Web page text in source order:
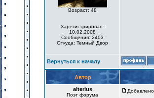
Возраст: 48
Зарегистрирован:
10.02.2008
Сообщения: 2403
Откуда: Темный Двор
Вернуться к началу
Автор
alterius
Поэт форума